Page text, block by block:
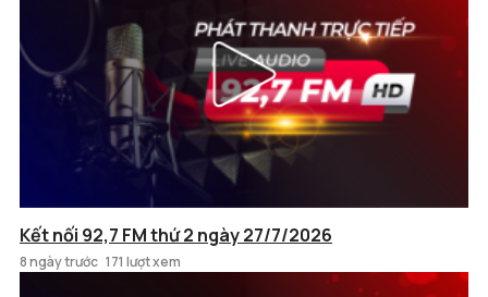
Kết nối 92,7 FM thứ 2 ngày 27/7/2026
8 ngày trước 171 lượt xem